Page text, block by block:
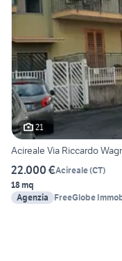
21
Acireale Via Riccardo
22.000 €Acireale(CT)
18 mq
Agenzia
FreeGlobe